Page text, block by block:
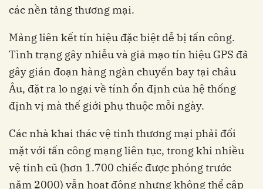
các nền tảng thương mại.
Mảng liên kết tín hiệu đặc biệt dễ bị tấn công.
Tình trạng gây nhiễu và giả mạo tín hiệu GPS đã
gây gián đoạn hàng ngàn chuyến bay tại châu
Âu, đặt ra lo ngại về tính ổn định của hệ thống
định vị mà thế giới phụ thuộc mỗi ngày.
Các nhà khai thác vệ tinh thương mại phải đối
mặt với tấn công mạng liên tục, trong khi nhiều
vệ tinh cũ (hơn 1.700 chiếc được phóng trước
năm 2000) vẫn hoạt động nhưng không thể cập